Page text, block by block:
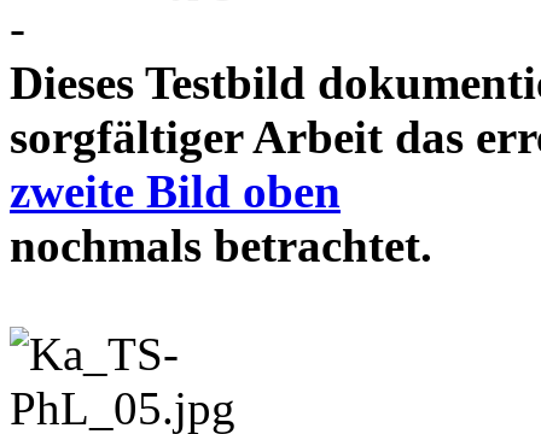
-
Dieses Testbild
sorgfältiger Arbeit das
zweite Bild oben
nochmals